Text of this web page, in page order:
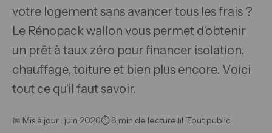
votre logement sans avancer tous les frais ?
Le Rénopack wallon vous permet d'obtenir
un prêt à taux zéro pour financer isolation,
chauffage, toiture et bien plus encore. Voici
tout ce qu'il faut savoir.
📅 Mis à jour : juin 2026⏱ 8 min de lecture📊 Tout public